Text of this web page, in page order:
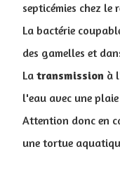
septicémies chez le
La bactérie
des gamelles et
La transmission à
l'eau avec une
Attention donc en
une tortue